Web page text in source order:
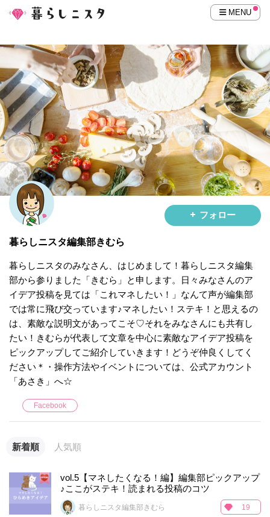
MENU
フォロー
暮らしニスタ編集部きむら
暮らしニスタのみなさん、はじめまして！暮らしニスタ編集
部から参りました「きむら」と申します。日々みなさんのア
イデア投稿を見ては「これマネしたい！」なんて声が編集部
では常に飛び交っています♪マネしたい！ステキ！と思えるの
は、素敵な説明文があってこそ♡それをみなさんにも共有し
たい！きむらが代表して文章を中心に素敵なアイデア投稿を
ピックアップしてご紹介していきます！どうぞ仲良くしてく
ださい＊・操作方法やイベントについては、公式アカウント
「あさき」へ☆
Facebook
新着順 人気順
vol.5【マネしたくなる！編】編集部ピックアップ
♪ここがステキ！読まれる投稿のコツ
暮らしニスタ編集部きむら 19